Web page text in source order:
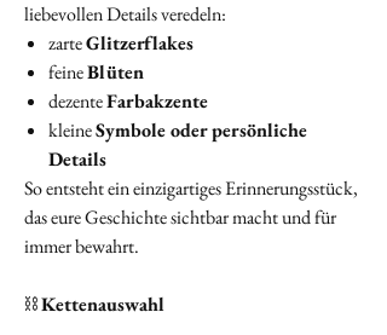
liebevollen Details veredeln:
zarteGlitzerflakes
feineBlüten
dezenteFarbakzente
kleineSymbole oder persönliche
Details
So entsteht ein einzigartiges Erinnerungsstück,
das eure Geschichte sichtbar macht und für
immer bewahrt.
⛓️Kettenauswahl